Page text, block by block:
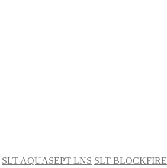
SLT AQUASEPT LNS SLT BLOCKFIRE